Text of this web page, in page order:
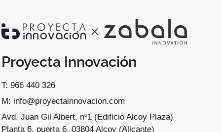
Proyecta Innovación
T: 966 440 326
M: info@proyectainnovacion.com
Avd. Juan Gil Albert, nº1 (Edificio Alcoy Plaza)
Planta 6, puerta 6, 03804 Alcoy (Alicante)